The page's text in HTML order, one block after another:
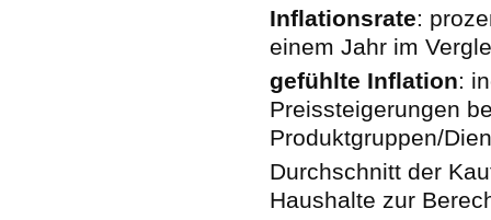
Inflationsrate:
einem Jahr im
gefühlte Inflation:
Preissteigerungen
Produktgruppen/
Durchschnitt der
Haushalte zur